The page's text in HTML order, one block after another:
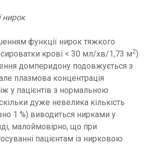
нирок
функції нирок тяжкого
сироватки крові < 30 мл/хв/1,73 м2)
домперидону подовжується з
плазмова концентрація
у пацієнтів з нормальною
дуже невелика кількість
1 %) виводиться нирками у
малоймовірно, що при
пацієнтам із нирковою